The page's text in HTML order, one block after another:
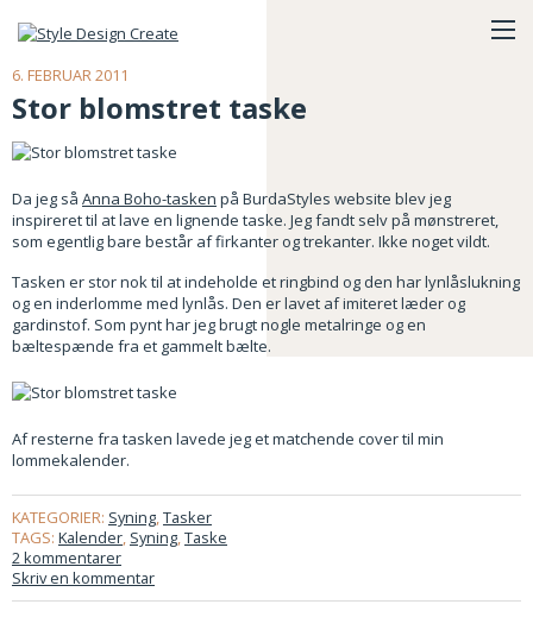
6. FEBRUAR 2011
Stor blomstret taske
Da jeg så Anna Boho-tasken på BurdaStyles website blev jeg
inspireret til at lave en lignende taske. Jeg fandt selv på mønstreret,
som egentlig bare består af firkanter og trekanter. Ikke noget vildt.
Tasken er stor nok til at indeholde et ringbind og den har lynlåslukning
og en inderlomme med lynlås. Den er lavet af imiteret læder og
gardinstof. Som pynt har jeg brugt nogle metalringe og en
bæltespænde fra et gammelt bælte.
Af resterne fra tasken lavede jeg et matchende cover til min
lommekalender.
KATEGORIER: Syning,Tasker
TAGS: Kalender, Syning,Taske
2 kommentarer
Skriv en kommentar